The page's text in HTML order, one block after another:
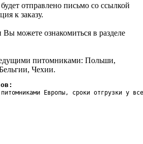
отправлено письмо со ссылкой
к заказу.
можете ознакомиться в разделе
питомниками: Польши,
Чехии.
Европы, сроки отгрузки у